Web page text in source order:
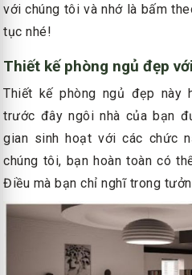
với chúng tôi và nhớ là bấm
tục nhé!
Thiết kế phòng ngủ đẹp
Thiết kế phòng ngủ đẹp này
trước đây ngôi nhà của bạn
gian sinh hoạt với các chức
chúng tôi, bạn hoàn toàn có
Điều mà bạn chỉ nghĩ trong